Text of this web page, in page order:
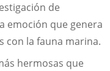
de
emoción que genera
con la fauna marina.
hermosas que